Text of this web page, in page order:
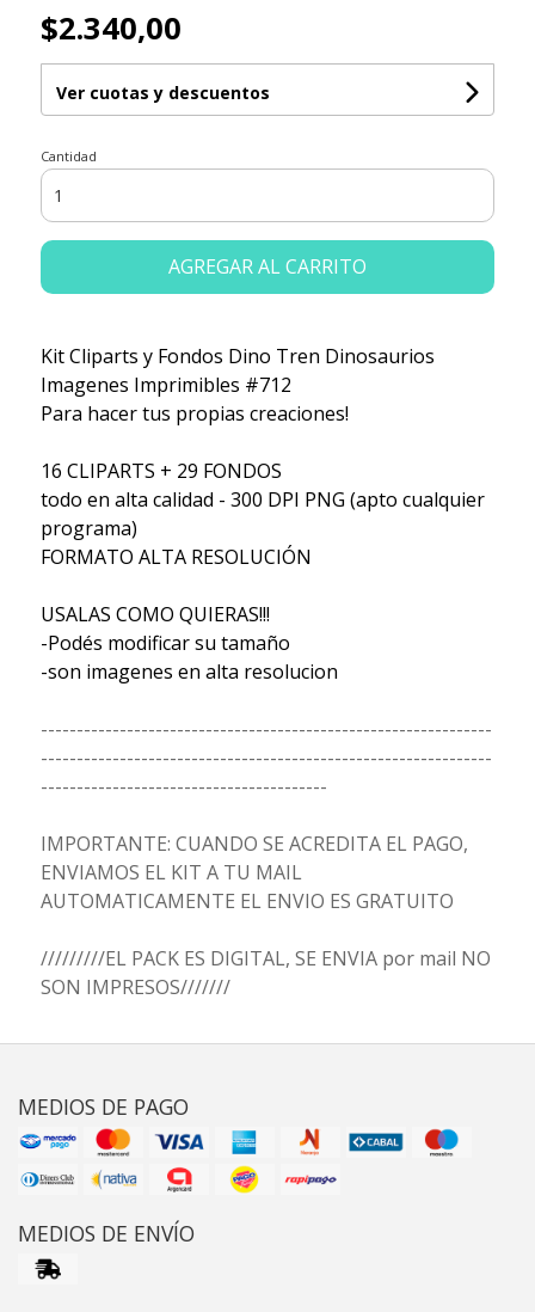
$2.340,00
Ver cuotas y descuentos
Cantidad
AGREGAR AL CARRITO
Kit Cliparts y Fondos Dino Tren Dinosaurios
Imagenes Imprimibles #712
Para hacer tus propias creaciones!
16 CLIPARTS + 29 FONDOS
todo en alta calidad - 300 DPI PNG (apto cualquier
programa)
FORMATO ALTA RESOLUCIÓN
USALAS COMO QUIERAS!!!
-Podés modificar su tamaño
-son imagenes en alta resolucion
---------------------------------------------------------------
---------------------------------------------------------------
----------------------------------------
IMPORTANTE: CUANDO SE ACREDITA EL PAGO,
ENVIAMOS EL KIT A TU MAIL
AUTOMATICAMENTE EL ENVIO ES GRATUITO
/////////EL PACK ES DIGITAL, SE ENVIA por mail NO
SON IMPRESOS///////
MEDIOS DE PAGO
MEDIOS DE ENVÍO